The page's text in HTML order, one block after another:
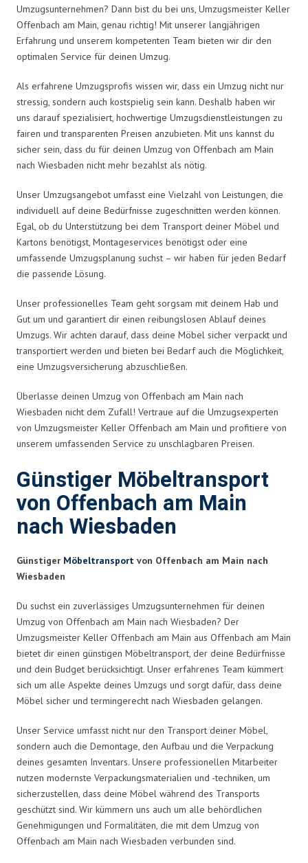
Umzugsunternehmen? Dann bist du bei uns, Umzugsmeister Keller
Offenbach am Main, genau richtig! Mit unserer langjährigen
Erfahrung und unserem kompetenten Team bieten wir dir den
optimalen Service für deinen Umzug.
Als erfahrene Umzugsprofis wissen wir, dass ein Umzug nicht nur
stressig, sondern auch kostspielig sein kann. Deshalb haben wir
uns darauf spezialisiert, hochwertige Umzugsdienstleistungen zu
fairen und transparenten Preisen anzubieten. Mit uns kannst du
sicher sein, dass du für deinen Umzug von Offenbach am Main
nach Wiesbaden nicht mehr bezahlst als nötig.
Unser Umzugsangebot umfasst eine Vielzahl von Leistungen, die
individuell auf deine Bedürfnisse zugeschnitten werden können.
Egal, ob du Unterstützung bei dem Transport deiner Möbel und
Kartons benötigst, Montageservices benötigst oder eine
umfassende Umzugsplanung suchst – wir haben für jeden Bedarf
die passende Lösung.
Unser professionelles Team geht sorgsam mit deinem Hab und
Gut um und garantiert dir einen reibungslosen Ablauf deines
Umzugs. Wir achten darauf, dass deine Möbel sicher verpackt und
transportiert werden und bieten bei Bedarf auch die Möglichkeit,
eine Umzugsversicherung abzuschließen.
Überlasse deinen Umzug von Offenbach am Main nach
Wiesbaden nicht dem Zufall! Vertraue auf die Umzugsexperten
von Umzugsmeister Keller Offenbach am Main und profitiere von
unserem umfassenden Service zu unschlagbaren Preisen.
Günstiger Möbeltransport
von Offenbach am Main
nach Wiesbaden
Günstiger Möbeltransport von Offenbach am Main nach
Wiesbaden
Du suchst ein zuverlässiges Umzugsunternehmen für deinen
Umzug von Offenbach am Main nach Wiesbaden? Der
Umzugsmeister Keller Offenbach am Main aus Offenbach am Main
bietet dir einen günstigen Möbeltransport, der deine Bedürfnisse
und dein Budget berücksichtigt. Unser erfahrenes Team kümmert
sich um alle Aspekte deines Umzugs und sorgt dafür, dass deine
Möbel sicher und termingerecht nach Wiesbaden gelangen.
Unser Service umfasst nicht nur den Transport deiner Möbel,
sondern auch die Demontage, den Aufbau und die Verpackung
deines gesamten Inventars. Unsere professionellen Mitarbeiter
nutzen modernste Verpackungsmaterialien und -techniken, um
sicherzustellen, dass deine Möbel während des Transports
geschützt sind. Wir kümmern uns auch um alle behördlichen
Genehmigungen und Formalitäten, die mit dem Umzug von
Offenbach am Main nach Wiesbaden verbunden sind.